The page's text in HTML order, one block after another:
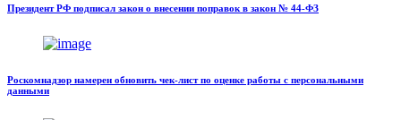
Президент РФ подписал закон о внесении поправок в закон № 44-ФЗ
Роскомнадзор намерен обновить чек-лист по оценке работы с персональными
данными